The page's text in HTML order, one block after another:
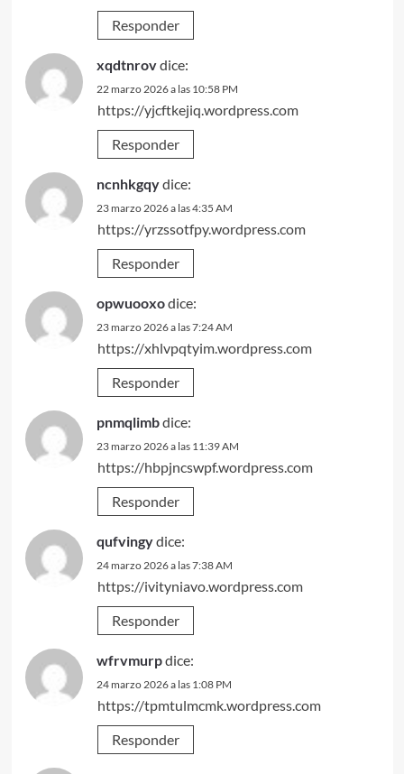
Responder
xqdtnrovdice:
22 marzo 2026 a las 10:58 PM
https://yjcftkejiq.wordpress.com
Responder
ncnhkgqydice:
23 marzo 2026 a las 4:35 AM
https://yrzssotfpy.wordpress.com
Responder
opwuooxodice:
23 marzo 2026 a las 7:24 AM
https://xhlvpqtyim.wordpress.com
Responder
pnmqlimbdice:
23 marzo 2026 a las 11:39 AM
https://hbpjncswpf.wordpress.com
Responder
qufvingydice:
24 marzo 2026 a las 7:38 AM
https://ivityniavo.wordpress.com
Responder
wfrvmurpdice:
24 marzo 2026 a las 1:08 PM
https://tpmtulmcmk.wordpress.com
Responder